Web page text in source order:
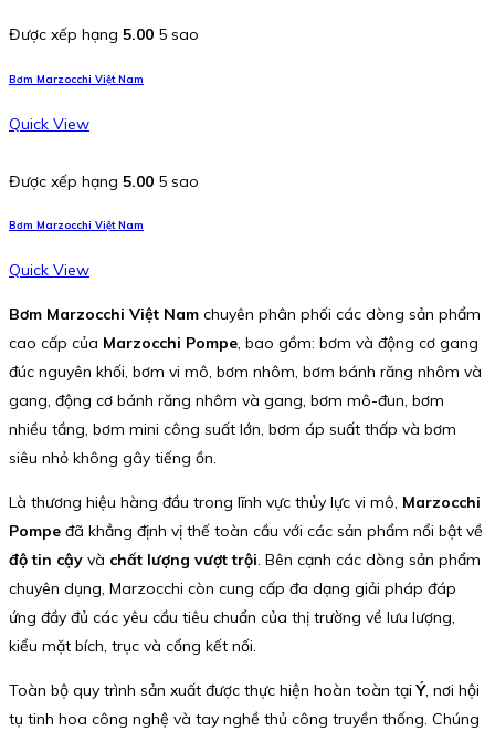
Được xếp hạng 5.00 5 sao
Bơm Marzocchi Việt Nam
Quick View
Được xếp hạng 5.00 5 sao
Bơm Marzocchi Việt Nam
Quick View
Bơm Marzocchi Việt Nam chuyên phân phối các dòng sản phẩm
cao cấp của Marzocchi Pompe, bao gồm: bơm và động cơ gang
đúc nguyên khối, bơm vi mô, bơm nhôm, bơm bánh răng nhôm và
gang, động cơ bánh răng nhôm và gang, bơm mô-đun, bơm
nhiều tầng, bơm mini công suất lớn, bơm áp suất thấp và bơm
siêu nhỏ không gây tiếng ồn.
Là thương hiệu hàng đầu trong lĩnh vực thủy lực vi mô, Marzocchi
Pompe đã khẳng định vị thế toàn cầu với các sản phẩm nổi bật về
độ tin cậy và chất lượng vượt trội. Bên cạnh các dòng sản phẩm
chuyên dụng, Marzocchi còn cung cấp đa dạng giải pháp đáp
ứng đầy đủ các yêu cầu tiêu chuẩn của thị trường về lưu lượng,
kiểu mặt bích, trục và cổng kết nối.
Toàn bộ quy trình sản xuất được thực hiện hoàn toàn tạiÝ, nơi hội
tụ tinh hoa công nghệ và tay nghề thủ công truyền thống. Chúng